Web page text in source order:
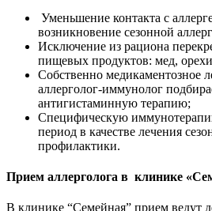
Уменьшение контакта с
возникновение сезонной
Исключение из рациона
пищевых продуктов: мед,
Собственно медикаментозное
аллерголог-иммунолог
антигистаминную терапию;
Специфическую
период в качестве лечения
профилактики.
Прием аллерголога в клинике
В клинике “Семейная” прием ведут